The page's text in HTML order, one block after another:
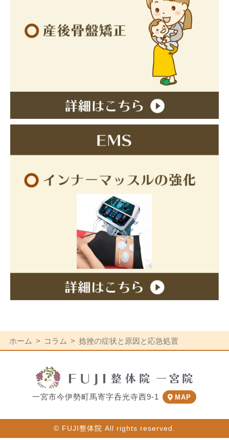
ホーム コラム 捻挫の症状と原因と応急処置
一宮市今伊勢町馬寄字呑光寺西9-1 MAP
© FUJI整体院 All rights reserved.